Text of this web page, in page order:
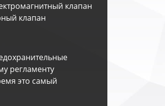
клапан
клапан
регламенту
это самый